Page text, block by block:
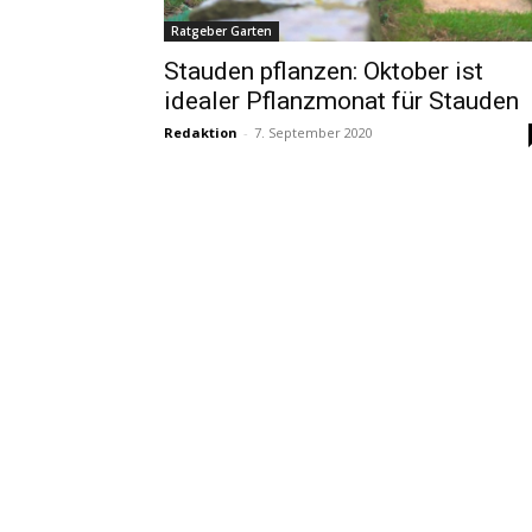
Ratgeber Garten
Stauden pflanzen: Oktober ist
idealer Pflanzmonat für Stauden
Redaktion - 7. September 2020